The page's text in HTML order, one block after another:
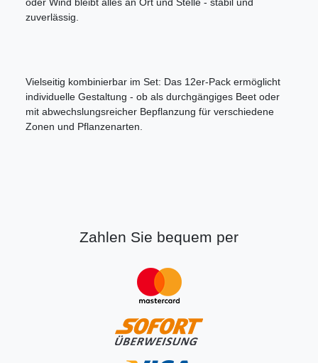
zuverlässig.
Vielseitig kombinierbar im Set: Das 12er-Pack ermöglicht
individuelle Gestaltung - ob als durchgängiges Beet oder
mit abwechslungsreicher Bepflanzung für verschiedene
Zonen und Pflanzenarten.
Zahlen Sie bequem per